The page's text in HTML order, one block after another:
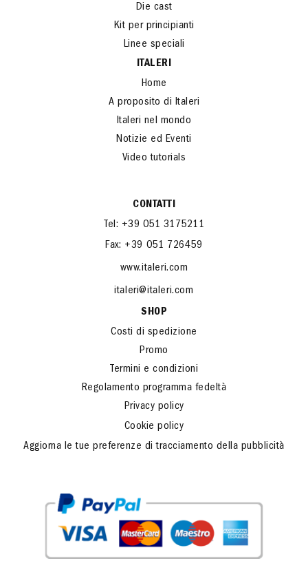
Die cast
Kit per principianti
Linee speciali
ITALERI
Home
A proposito di Italeri
Italeri nel mondo
Notizie ed Eventi
Video tutorials
CONTATTI
Tel: +39 051 3175211
Fax: +39 051 726459
www.italeri.com
italeri@italeri.com
SHOP
Costi di spedizione
Promo
Termini e condizioni
Regolamento programma fedeltà
Privacy policy
Cookie policy
Aggiorna le tue preferenze di tracciamento della pubblicità